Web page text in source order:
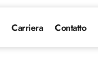
Carriera Contatto